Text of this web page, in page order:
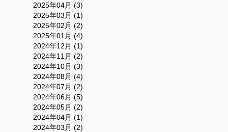
2025年04月 (3)
2025年03月 (1)
2025年02月 (2)
2025年01月 (4)
2024年12月 (1)
2024年11月 (2)
2024年10月 (3)
2024年08月 (4)
2024年07月 (2)
2024年06月 (5)
2024年05月 (2)
2024年04月 (1)
2024年03月 (2)